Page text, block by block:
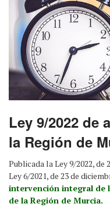
Ley 9/2022 de
la Región de
Publicada la Ley 9/2022, de
Ley 6/2021, de 23 de
intervención integral de
de la Región de Murcia.